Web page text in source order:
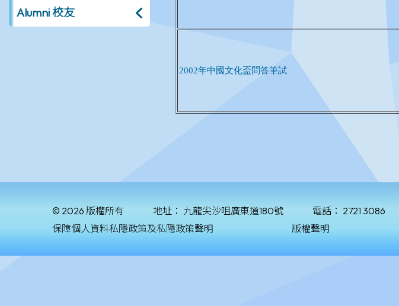
Alumni 校友
© 2026 版權所有 地址： 九龍尖沙咀廣東道180號 電話： 2721 3086
保障個人資料私隱政策及私隱政策聲明
版權聲明